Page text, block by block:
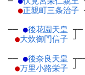
●正親町三条治子
── ●後花園天皇 ┬
●大炊御門信子 ┘
─
── ●後奈良天皇 ┬
●万里小路栄子 ┘